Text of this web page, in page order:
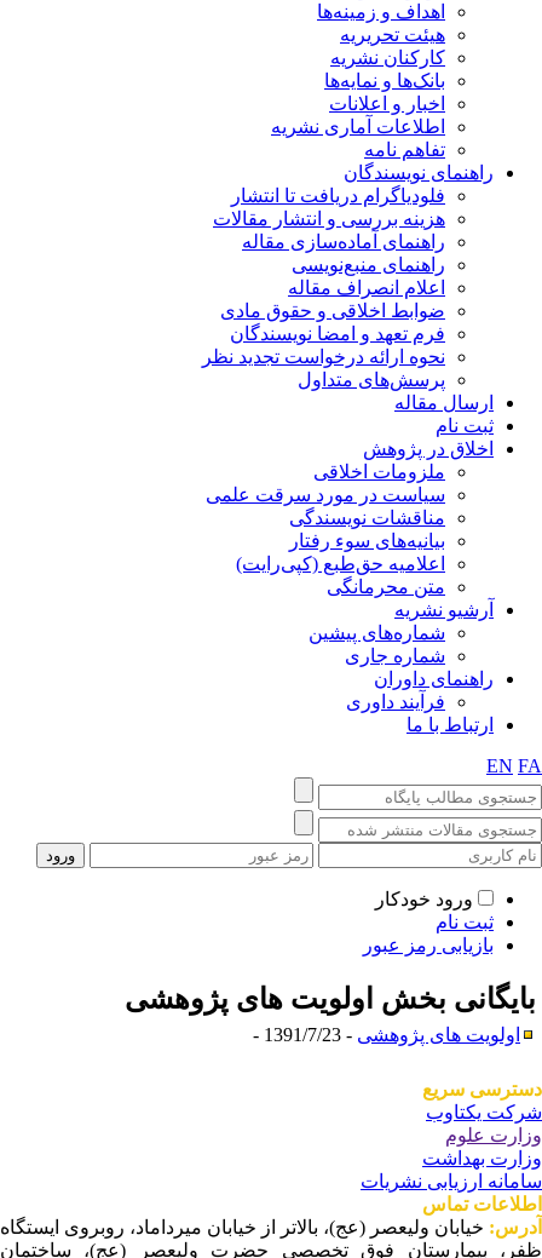
اهداف و زمینه‌ها
هیئت تحریریه
کارکنان نشریه
بانک‌ها و نمایه‌ها
اخبار و اعلانات
اطلاعات آماری نشریه
تفاهم نامه
راهنمای نویسندگان
فلودیاگرام دریافت تا انتشار
هزینه بررسی و انتشار مقالات
راهنمای آماده‌سازی مقاله
راهنمای منبع‌نویسی
اعلام انصراف مقاله
ضوابط اخلاقی و حقوق مادی
فرم تعهد و امضا نویسندگان
نحوه ارائه درخواست تجدید نظر
پرسش‌های متداول
ارسال مقاله
ثبت نام
اخلاق در پژوهش
ملزومات اخلاقی
سیاست در مورد سرقت علمی
مناقشات نویسندگی
بیانیه‌های سوء رفتار
اعلامیه حق‌طبع (کپی‌رایت)
متن محرمانگی
آرشیو نشریه
شماره‌های پیشین
شماره جاری
راهنمای داوران
فرآیند داوری
ارتباط با ما
EN
ورود خودکار
ثبت نام
بازیابی رمز عبور
بخشاولویت های پژوهشی
اولویت های پژوهشی- 1391/7/23 -
سریع
یکتاوب
علوم
بهداشت
ارزیابی نشریات
تماس
خیابان ولیعصر (عج)، بالاتر از خیابان میرداماد، روبروی ایستگاه
بیمارستان فوق تخصصی حضرت ولیعصر (عج)، ساختمان